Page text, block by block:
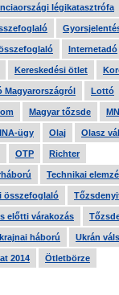
légikatasztrófa
Internetadó
Kereskedési ötlet
Magyarországról Lottó
Magyar tőzsde
ügy Olaj Olasz
OTP Richter
Technikai
összefoglaló
előtti várakozás
háború Ukrán
2014 Ötletbörze